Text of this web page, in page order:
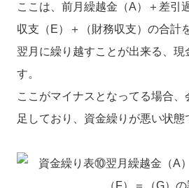
ここは、前月繰越金（A）＋差引
収支（E）＋（財務収支）の合計
翌月に繰り越すことが出来る、現
す。
ここがマイナスとなってる場合
足しており、資金繰りが悪い状態